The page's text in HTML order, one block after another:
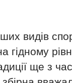
видів
гідному
ще з